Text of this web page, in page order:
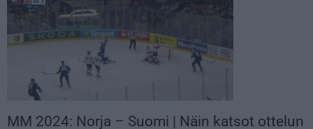
MM 2024: Norja – Suomi | Näin katsot ottelun